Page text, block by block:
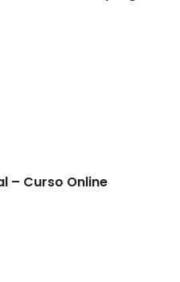
– Curso Online